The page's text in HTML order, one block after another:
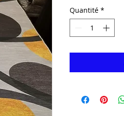
Quantité *